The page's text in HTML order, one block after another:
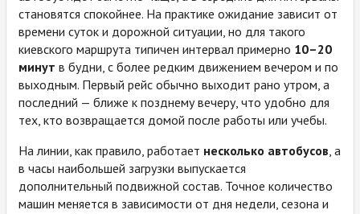
становятся спокойнее. На практике ожидание зависит от
времени суток и дорожной ситуации, но для такого
киевского маршрута типичен интервал примерно 10–20
минут в будни, с более редким движением вечером и по
выходным. Первый рейс обычно выходит рано утром, а
последний — ближе к позднему вечеру, что удобно для
тех, кто возвращается домой после работы или учебы.
На линии, как правило, работает несколько автобусов, а
в часы наибольшей загрузки выпускается
дополнительный подвижной состав. Точное количество
машин меняется в зависимости от дня недели, сезона и